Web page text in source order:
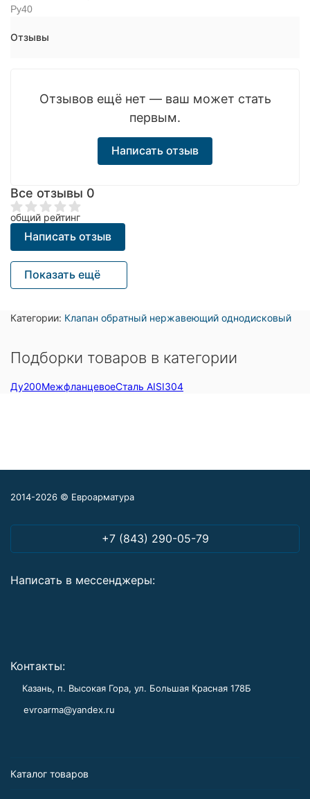
Ру40
Отзывы
Отзывов ещё нет — ваш может стать
первым.
Написать отзыв
Все отзывы 0
общий рейтинг
Написать отзыв
Показать ещё
Категории: Клапан обратный нержавеющий однодисковый
Подборки товаров в категории
Ду200МежфланцевоеСталь AISI304
2014-2026 © Евроарматура
+7 (843) 290-05-79
Написать в мессенджеры:
Контакты:
Казань, п. Высокая Гора, ул. Большая Красная 178Б
evroarma@yandex.ru
Каталог товаров